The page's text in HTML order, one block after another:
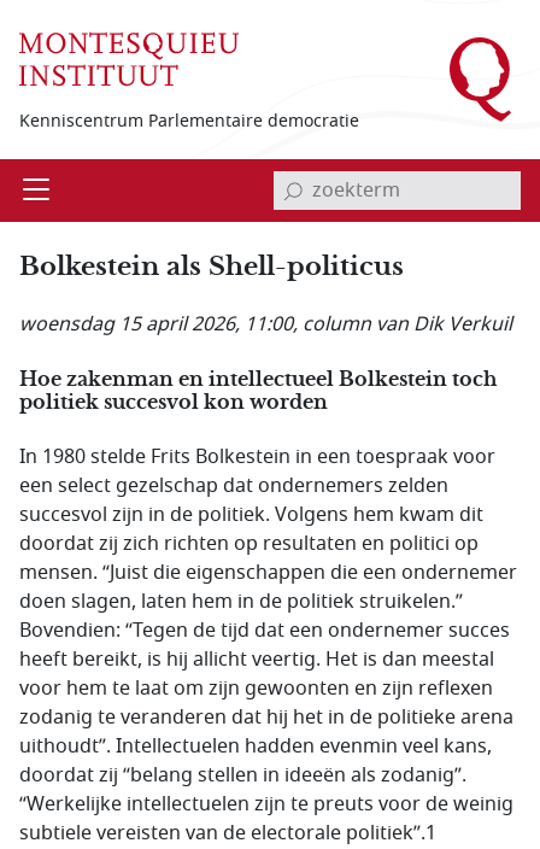
Kenniscentrum Parlementaire democratie
Open invoerveld zoekterm
Bolkestein als Shell-politicus
woensdag 15 april 2026, 11:00, column van Dik Verkuil
Hoe zakenman en intellectueel Bolkestein toch
politiek succesvol kon worden
In 1980 stelde Frits Bolkestein in een toespraak voor
een select gezelschap dat ondernemers zelden
succesvol zijn in de politiek. Volgens hem kwam dit
doordat zij zich richten op resultaten en politici op
mensen. “Juist die eigenschappen die een ondernemer
doen slagen, laten hem in de politiek struikelen.”
Bovendien: “Tegen de tijd dat een ondernemer succes
heeft bereikt, is hij allicht veertig. Het is dan meestal
voor hem te laat om zijn gewoonten en zijn reflexen
zodanig te veranderen dat hij het in de politieke arena
uithoudt”. Intellectuelen hadden evenmin veel kans,
doordat zij “belang stellen in ideeën als zodanig”.
“Werkelijke intellectuelen zijn te preuts voor de weinig
subtiele vereisten van de electorale politiek”.1